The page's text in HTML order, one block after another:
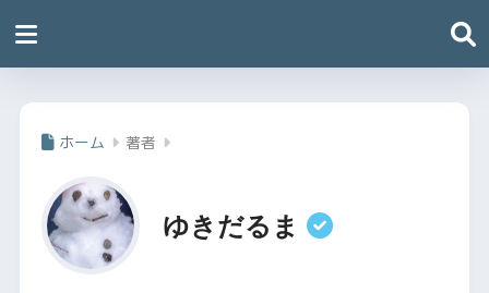
ホーム 著者
ゆきだるま